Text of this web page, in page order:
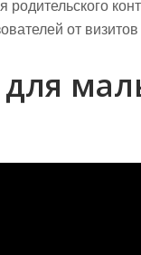
родительского
от